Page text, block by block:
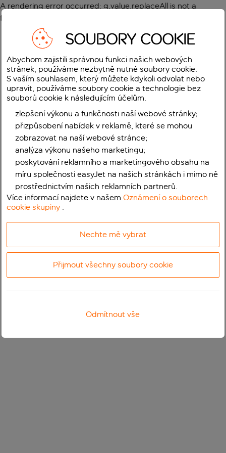
A rendering error occurred: g.value.replaceAll is not a
function
SOUBORY COOKIE
Abychom zajistili správnou funkci našich webových
stránek, používáme nezbytně nutné soubory cookie.
S vaším souhlasem, který můžete kdykoli odvolat nebo
upravit, používáme soubory cookie a technologie bez
souborů cookie k následujícím účelům.
zlepšení výkonu a funkčnosti naší webové stránky;
přizpůsobení nabídek v reklamě, které se mohou
zobrazovat na naší webové stránce;
analýza výkonu našeho marketingu;
poskytování reklamního a marketingového obsahu na
míru společnosti easyJet na našich stránkách i mimo ně
prostřednictvím našich reklamních partnerů.
Více informací najdete v našemOznámení o souborech
cookie skupiny .
Nechte mě vybrat
Přijmout všechny soubory cookie
Odmítnout vše